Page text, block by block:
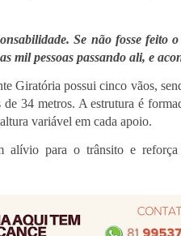
Se não fosse feito
mil pessoas passando ali, e
Giratória possui cinco vãos,
34 metros. A estrutura é
variável em cada apoio.
alívio para o trânsito e